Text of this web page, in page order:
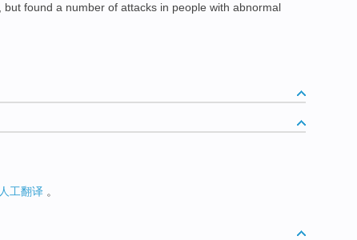
found a number of attacks in people with abnormal
人工翻译 。